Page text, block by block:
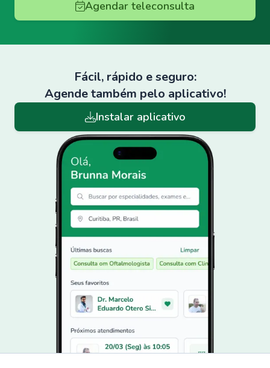
Agendar teleconsulta
Fácil, rápido e seguro:
Agende também pelo aplicativo!
Instalar aplicativo